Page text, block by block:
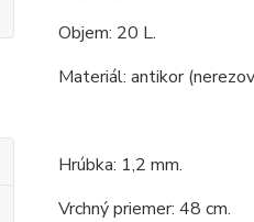
Objem: 20 L.
Materiál: antikor
Hrúbka: 1,2 mm.
Vrchný priemer: 48 cm.